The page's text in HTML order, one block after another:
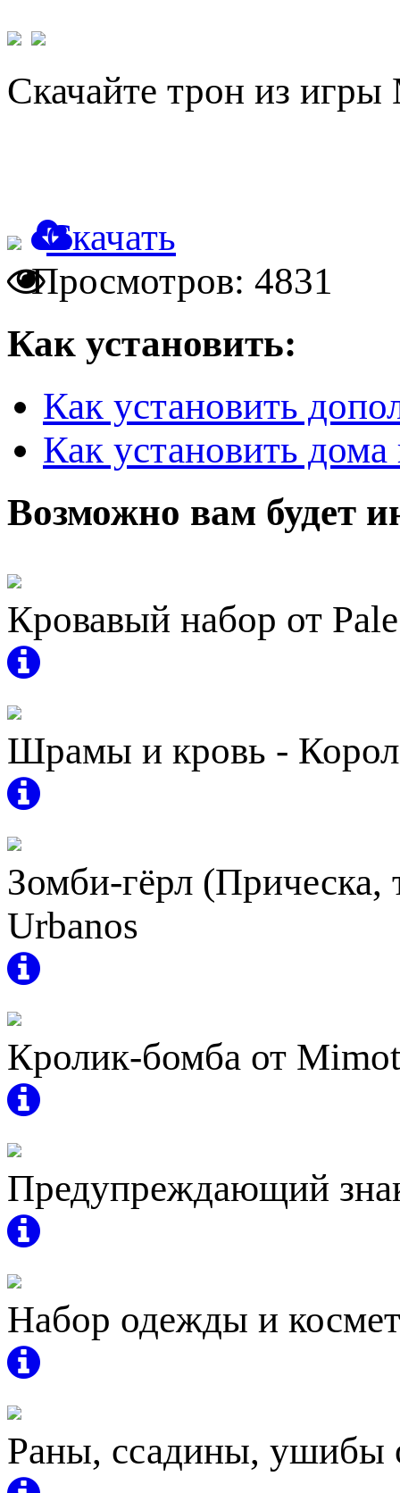
Скачайте трон из
Скачать
Просмотров: 4831
Как установить:
Как установить
Как установить
Возможно вам будет
Кровавый набор от
Шрамы и кровь -
Зомби-гёрл (Прическа,
Urbanos
Кролик-бомба от
Предупреждающий
Набор одежды и
Раны, ссадины, ушибы